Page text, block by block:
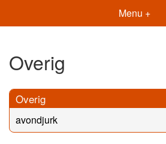
Menu +
Overig
Overig
avondjurk